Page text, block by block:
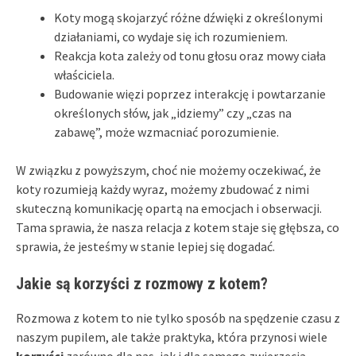
Koty mogą skojarzyć różne dźwięki z określonymi
działaniami, co wydaje się ich rozumieniem.
Reakcja kota zależy od tonu głosu oraz mowy ciała
właściciela.
Budowanie więzi poprzez interakcję i powtarzanie
określonych słów, jak „idziemy” czy „czas na
zabawę”, może wzmacniać porozumienie.
W związku z powyższym, choć nie możemy oczekiwać, że
koty rozumieją każdy wyraz, możemy zbudować z nimi
skuteczną komunikację opartą na emocjach i obserwacji.
Tama sprawia, że nasza relacja z kotem staje się głębsza, co
sprawia, że jesteśmy w stanie lepiej się dogadać.
Jakie są korzyści z rozmowy z kotem?
Rozmowa z kotem to nie tylko sposób na spędzenie czasu z
naszym pupilem, ale także praktyka, która przynosi wiele